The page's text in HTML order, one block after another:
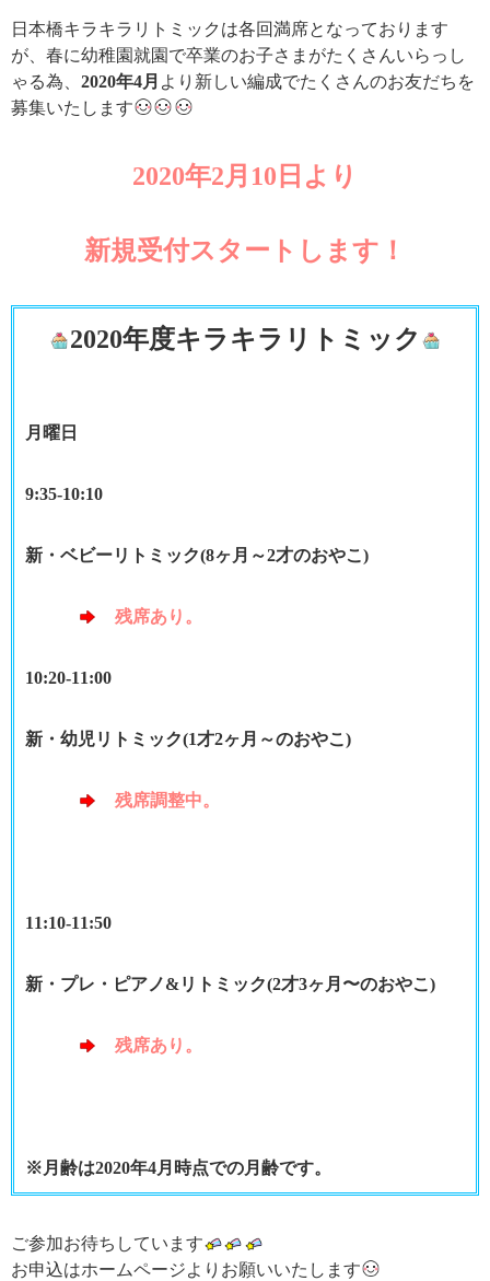
日本橋キラキラリトミックは各回満席となっております
が、春に幼稚園就園で卒業のお子さまがたくさんいらっし
ゃる為、 2020年4月 より新しい編成でたくさんのお友だちを
募集いたします
2020年2月10日より
新規受付スタートします！
2020年度キラキラリトミック
月曜日
9:35-10:10
新・ベビーリトミック(8ヶ月～2才のおやこ)
残席あり。
10:20-11:00
新・幼児リトミック(1才2ヶ月～のおやこ)
残席調整中。
11:10-11:50
新・プレ・ピアノ&リトミック(2才3ヶ月〜のおやこ)
残席あり 。
※月齢は2020年4月時点での月齢です。
ご参加お待ちしています
お申込はホームページよりお願いいたします